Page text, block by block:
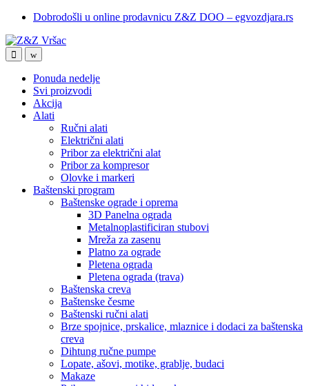
Skip
navigation
Skip
content
Dobrodošli u online prodavnicu Z&Z DOO – egvozdjara.rs
Ponuda nedelje
Svi proizvodi
Akcija
Alati
Ručni alati
Električni alati
Pribor za električni alat
Pribor za kompresor
Olovke i markeri
Baštenski program
Baštenske ograde i oprema
3D Panelna ograda
Metalnoplastificiran stubovi
Mreža za zasenu
Platno za ograde
Pletena ograda
Pletena ograda (trava)
Baštenska creva
Baštenske česme
Baštenski ručni alati
Brze spojnice, prskalice, mlaznice i dodaci za baštenska
creva
Dihtung ručne pumpe
Lopate, ašovi, motike, grablje, budaci
Makaze